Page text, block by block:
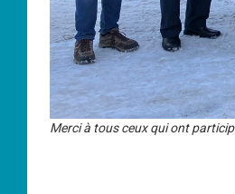
Merci à tous ceux qui ont